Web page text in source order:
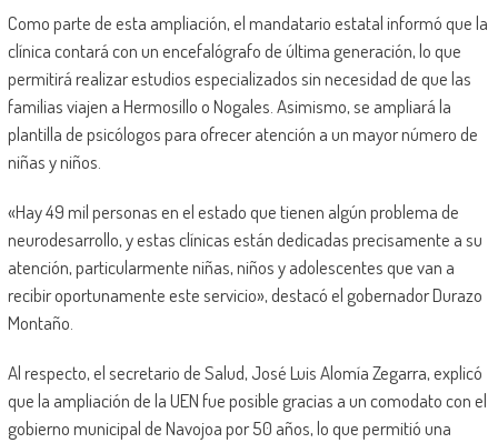
Como parte de esta ampliación, el mandatario estatal informó que la
clínica contará con un encefalógrafo de última generación, lo que
permitirá realizar estudios especializados sin necesidad de que las
familias viajen a Hermosillo o Nogales. Asimismo, se ampliará la
plantilla de psicólogos para ofrecer atención a un mayor número de
niñas y niños.
«Hay 49 mil personas en el estado que tienen algún problema de
neurodesarrollo, y estas clínicas están dedicadas precisamente a su
atención, particularmente niñas, niños y adolescentes que van a
recibir oportunamente este servicio», destacó el gobernador Durazo
Montaño.
Al respecto, el secretario de Salud, José Luis Alomía Zegarra, explicó
que la ampliación de la UEN fue posible gracias a un comodato con el
gobierno municipal de Navojoa por 50 años, lo que permitió una